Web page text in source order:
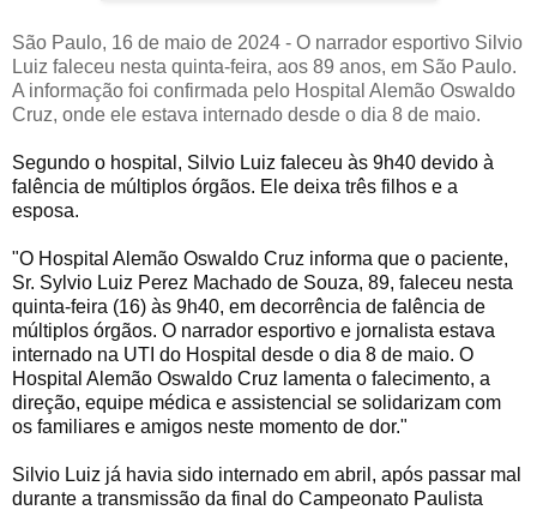
São Paulo, 16 de maio de 2024 - O narrador esportivo Silvio
Luiz faleceu nesta quinta-feira, aos 89 anos, em São Paulo.
A informação foi confirmada pelo Hospital Alemão Oswaldo
Cruz, onde ele estava internado desde o dia 8 de maio.
Segundo o hospital, Silvio Luiz faleceu às 9h40 devido à
falência de múltiplos órgãos. Ele deixa três filhos e a
esposa.
"O Hospital Alemão Oswaldo Cruz informa que o paciente,
Sr. Sylvio Luiz Perez Machado de Souza, 89, faleceu nesta
quinta-feira (16) às 9h40, em decorrência de falência de
múltiplos órgãos. O narrador esportivo e jornalista estava
internado na UTI do Hospital desde o dia 8 de maio. O
Hospital Alemão Oswaldo Cruz lamenta o falecimento, a
direção, equipe médica e assistencial se solidarizam com
os familiares e amigos neste momento de dor."
Silvio Luiz já havia sido internado em abril, após passar mal
durante a transmissão da final do Campeonato Paulista